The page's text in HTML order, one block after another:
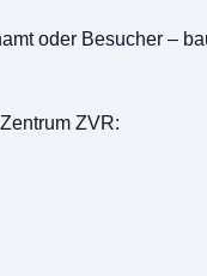
oder Besucher –
ZVR: